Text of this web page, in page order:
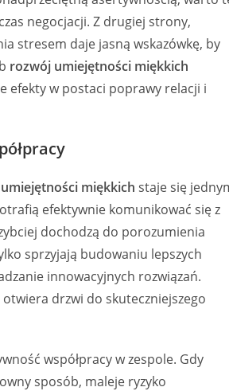
negocjacji. Z drugiej strony,
stresem daje jasną wskazówkę, by
rozwój umiejętności miękkich
efekty w postaci poprawy relacji i
miękkich staje się
efektywnie komunikować się z
dochodzą do porozumienia
sprzyjają budowaniu lepszych
innowacyjnych rozwiązań.
drzwi do skuteczniejszego
współpracy w zespole. Gdy
sposób, maleje ryzyko